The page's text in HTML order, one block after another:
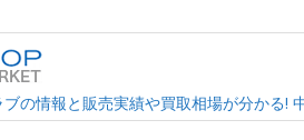
Golf Market dev
最大級！U-SHOPゴルフマーケット
の情報と販売実績や買取相場が分かる!